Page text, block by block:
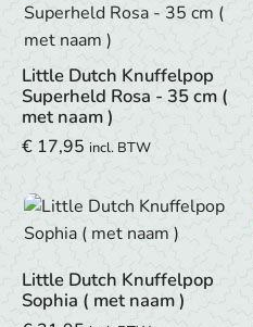
Little Dutch Knuffelpop
Superheld Rosa - 35 cm (
met naam )
€ 17,95 incl. BTW
Little Dutch Knuffelpop
Sophia ( met naam )